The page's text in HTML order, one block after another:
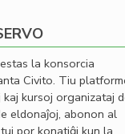
estas la konsorcia
Civito. Tiu
kursoj organizataj
eldonaĵoj, abonon al
por konatiĝi kun la